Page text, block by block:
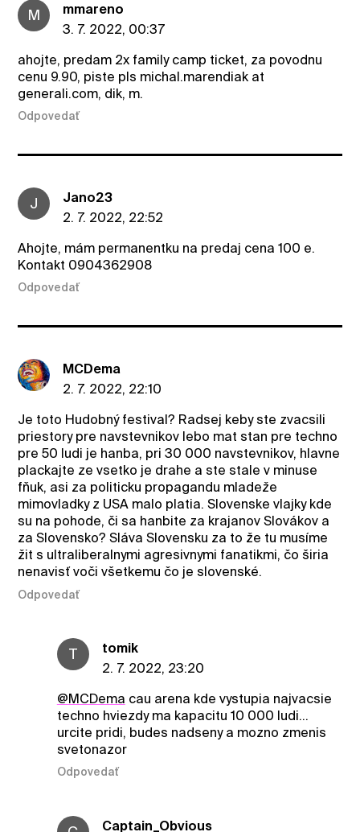
M
mmareno
3. 7. 2022, 00:37
ahojte, predam 2x family camp ticket, za povodnu
cenu 9.90, piste pls michal.marendiak at
generali.com, dik, m.
Odpovedať
J
Jano23
2. 7. 2022, 22:52
Ahojte, mám permanentku na predaj cena 100 e.
Kontakt 0904362908
Odpovedať
MCDema
2. 7. 2022, 22:10
Je toto Hudobný festival? Radsej keby ste zvacsili
priestory pre navstevnikov lebo mat stan pre techno
pre 50 ludi je hanba, pri 30 000 navstevnikov, hlavne
plackajte ze vsetko je drahe a ste stale v minuse
fňuk, asi za politicku propagandu mladeže
mimovladky z USA malo platia. Slovenske vlajky kde
su na pohode, či sa hanbite za krajanov Slovákov a
za Slovensko? Sláva Slovensku za to že tu musíme
žit s ultraliberalnymi agresivnymi fanatikmi, čo širia
nenavisť voči všetkemu čo je slovenské.
Odpovedať
T
tomik
2. 7. 2022, 23:20
@MCDema cau arena kde vystupia najvacsie
techno hviezdy ma kapacitu 10 000 ludi...
urcite pridi, budes nadseny a mozno zmenis
svetonazor
Odpovedať
Captain_Obvious